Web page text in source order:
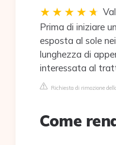
Prima di iniziare
esposta al sole
lunghezza di
interessata al
Richiesta di rimozione
Come